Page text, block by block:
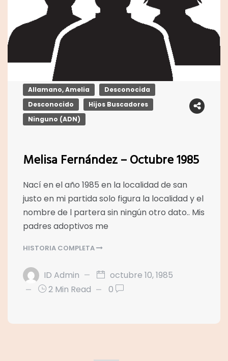
Allamano, Amelia
Desconocida
Desconocido
Hijos Buscadores
Ninguno (ADN)
Melisa Fernández – Octubre 1985
Nací en el año 1985 en la localidad de san
justo en mi partida solo figura la localidad y el
nombre de l partera sin ningún otro dato.. Mis
padres adoptivos me
HISTORIA COMPLETA
ID Admin
octubre 10, 1985
2 Min Read
0